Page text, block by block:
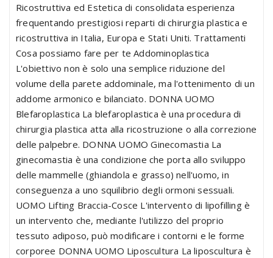
Ricostruttiva ed Estetica di consolidata esperienza
frequentando prestigiosi reparti di chirurgia plastica e
ricostruttiva in Italia, Europa e Stati Uniti. Trattamenti
Cosa possiamo fare per te Addominoplastica
L'obiettivo non è solo una semplice riduzione del
volume della parete addominale, ma l'ottenimento di un
addome armonico e bilanciato. DONNA UOMO
Blefaroplastica La blefaroplastica è una procedura di
chirurgia plastica atta alla ricostruzione o alla correzione
delle palpebre. DONNA UOMO Ginecomastia La
ginecomastia è una condizione che porta allo sviluppo
delle mammelle (ghiandola e grasso) nell'uomo, in
conseguenza a uno squilibrio degli ormoni sessuali.
UOMO Lifting Braccia-Cosce L'intervento di lipofilling è
un intervento che, mediante l'utilizzo del proprio
tessuto adiposo, può modificare i contorni e le forme
corporee DONNA UOMO Liposcultura La liposcultura è